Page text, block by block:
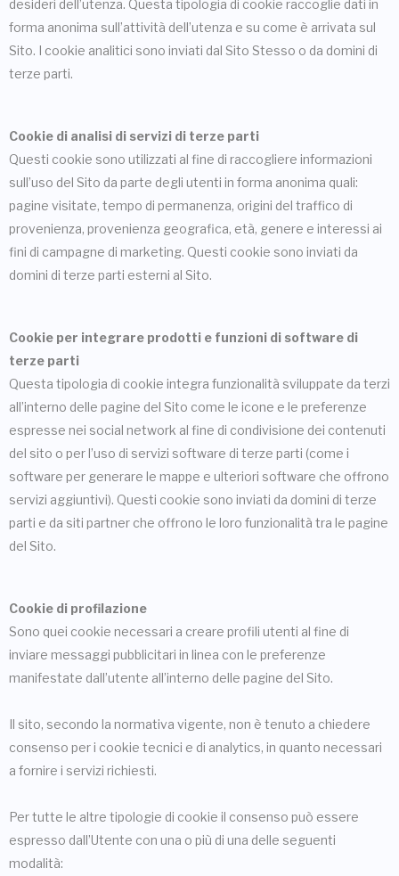
desideri dell’utenza. Questa tipologia di cookie raccoglie dati in
forma anonima sull’attività dell’utenza e su come è arrivata sul
Sito. I cookie analitici sono inviati dal Sito Stesso o da domini di
terze parti.
Cookie di analisi di servizi di terze parti
Questi cookie sono utilizzati al fine di raccogliere informazioni
sull’uso del Sito da parte degli utenti in forma anonima quali:
pagine visitate, tempo di permanenza, origini del traffico di
provenienza, provenienza geografica, età, genere e interessi ai
fini di campagne di marketing. Questi cookie sono inviati da
domini di terze parti esterni al Sito.
Cookie per integrare prodotti e funzioni di software di
terze parti
Questa tipologia di cookie integra funzionalità sviluppate da terzi
all’interno delle pagine del Sito come le icone e le preferenze
espresse nei social network al fine di condivisione dei contenuti
del sito o per l’uso di servizi software di terze parti (come i
software per generare le mappe e ulteriori software che offrono
servizi aggiuntivi). Questi cookie sono inviati da domini di terze
parti e da siti partner che offrono le loro funzionalità tra le pagine
del Sito.
Cookie di profilazione
Sono quei cookie necessari a creare profili utenti al fine di
inviare messaggi pubblicitari in linea con le preferenze
manifestate dall’utente all’interno delle pagine del Sito.
Il sito, secondo la normativa vigente, non è tenuto a chiedere
consenso per i cookie tecnici e di analytics, in quanto necessari
a fornire i servizi richiesti.
Per tutte le altre tipologie di cookie il consenso può essere
espresso dall’Utente con una o più di una delle seguenti
modalità: